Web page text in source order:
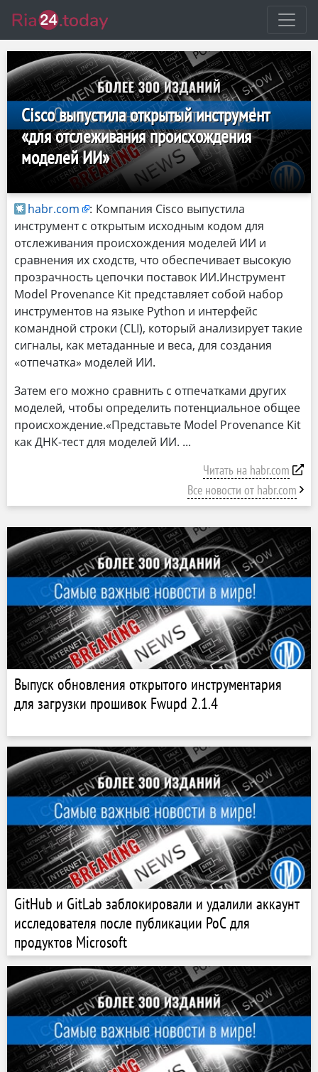
Cisco выпустила открытый инструмент
«для отслеживания происхождения
моделей ИИ»
habr.com : Компания Cisco выпустила
инструмент с открытым исходным кодом для
отслеживания происхождения моделей ИИ и
сравнения их сходств, что обеспечивает высокую
прозрачность цепочки поставок ИИ.Инструмент
Model Provenance Kit представляет собой набор
инструментов на языке Python и интерфейс
командной строки (CLI), который анализирует такие
сигналы, как метаданные и веса, для создания
«отпечатка» моделей ИИ.
Затем его можно сравнить с отпечатками других
моделей, чтобы определить потенциальное общее
происхождение.«Представьте Model Provenance Kit
как ДНК-тест для моделей ИИ.
Читать на habr.com
Все новости от habr.com
Выпуск обновления открытого инструментария
для загрузки прошивок Fwupd 2.1.4
GitHub и GitLab заблокировали и удалили аккаунт
исследователя после публикации PoC для
продуктов Microsoft